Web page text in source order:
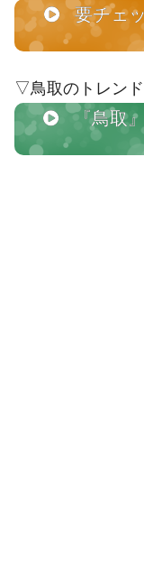
要チェ
▽鳥取のトレン
『鳥取